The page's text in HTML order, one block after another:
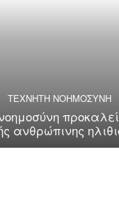
ΤΕΧΝΗΤΗ ΝΟΗΜΟΣΥΝΗ
ανθρώπινης